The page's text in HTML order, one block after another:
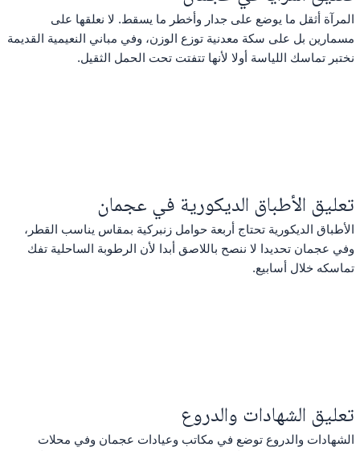
المرآة أثقل ما يوضع على جدار وأخطر ما يسقط. لا نعلقها على
مسمارين بل على سكة معدنية توزع الوزن، وفي مباني النعيمية القديمة
نختبر تماسك اللياسة أولا لأنها تتفتت تحت الحمل الثقيل.
تعليق الأطباق الديكورية في عجمان
الأطباق الديكورية تحتاج أربعة حوامل زنبركية بمقاس يناسب القطر،
وفي عجمان تحديدا لا ننصح باللاصق أبدا لأن الرطوبة الساحلية تفك
تماسكه خلال أسابيع.
تعليق الشهادات والدروع
الشهادات والدروع توضع في مكاتب وعيادات عجمان وفي محلات